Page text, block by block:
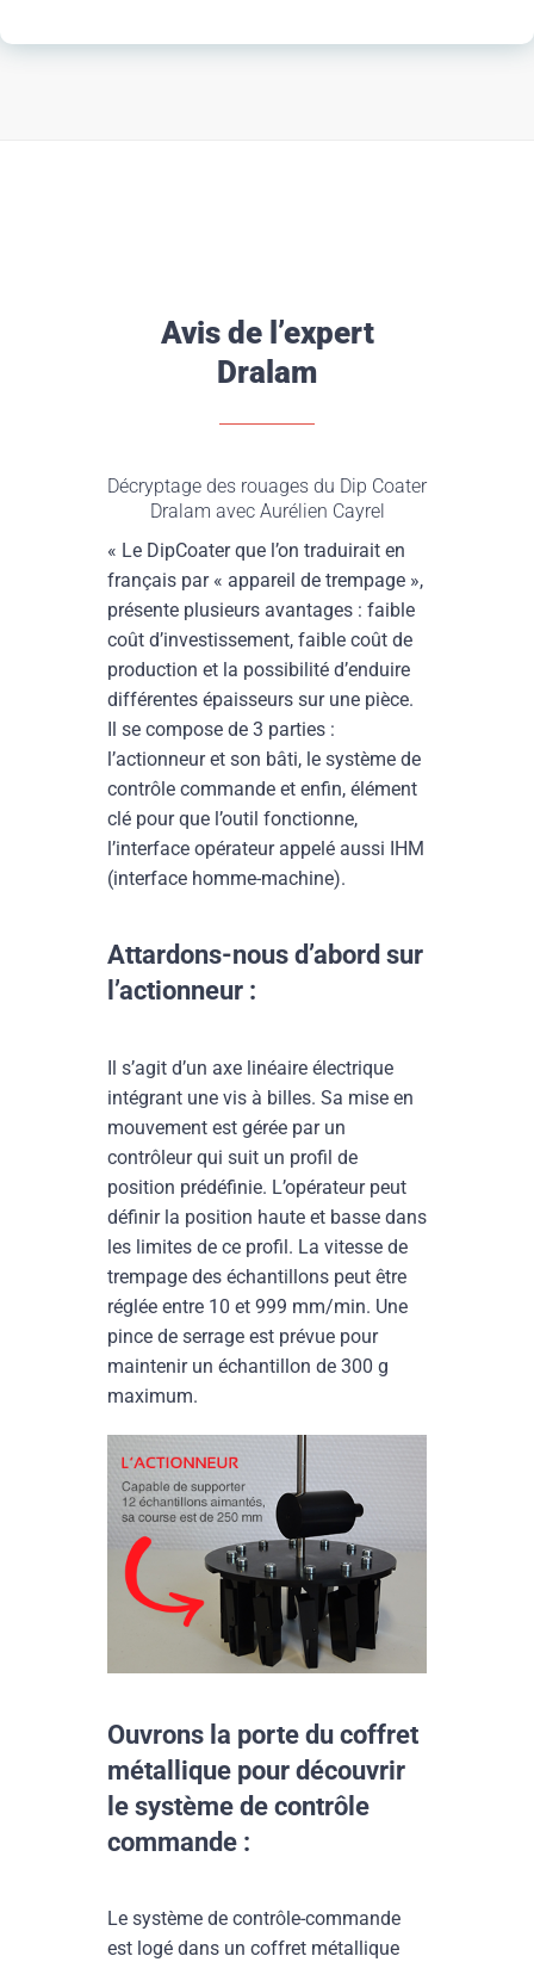
Avis de l’expert
Dralam
Décryptage des rouages du Dip Coater
Dralam avec Aurélien Cayrel
« Le DipCoater que l’on traduirait en
français par « appareil de trempage »,
présente plusieurs avantages : faible
coût d’investissement, faible coût de
production et la possibilité d’enduire
différentes épaisseurs sur une pièce.
Il se compose de 3 parties :
l’actionneur et son bâti, le système de
contrôle commande et enfin, élément
clé pour que l’outil fonctionne,
l’interface opérateur appelé aussi IHM
(interface homme-machine).
Attardons-nous d’abord sur
l’actionneur :
Il s’agit d’un axe linéaire électrique
intégrant une vis à billes. Sa mise en
mouvement est gérée par un
contrôleur qui suit un profil de
position prédéfinie. L’opérateur peut
définir la position haute et basse dans
les limites de ce profil. La vitesse de
trempage des échantillons peut être
réglée entre 10 et 999 mm/min. Une
pince de serrage est prévue pour
maintenir un échantillon de 300 g
maximum.
Ouvrons la porte du coffret
métallique pour découvrir
le système de contrôle
commande :
Le système de contrôle-commande
est logé dans un coffret métallique